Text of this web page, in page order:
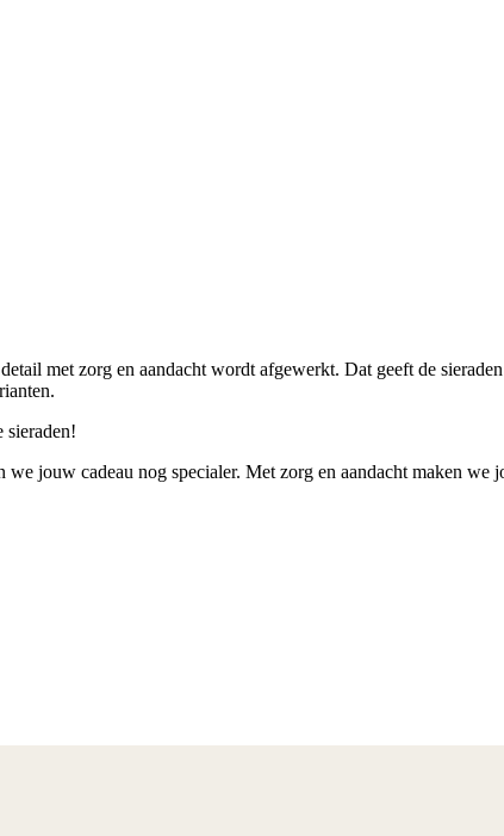
met zorg en aandacht wordt afgewerkt. Dat geeft de
sieraden!
we jouw cadeau nog specialer. Met zorg en aandacht maken we